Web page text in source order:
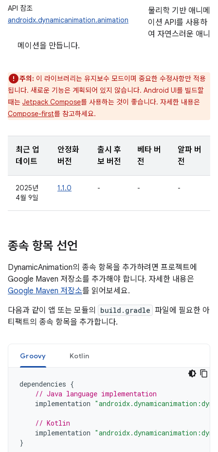
API 참조
androidx.dynamicanimation.animation
물리학 기반 애니메
이션 API를 사용하
여 자연스러운 애니
메이션을 만듭니다.
주의: 이 라이브러리는 유지보수 모드이며 중요한 수정사항만 적용
됩니다. 새로운 기능은 계획되어 있지 않습니다. Android UI를 빌드할
때는 Jetpack Compose를 사용하는 것이 좋습니다. 자세한 내용은
Compose-first를 참고하세요.
최근 업
데이트
안정화
버전
출시 후
보 버전
베타 버
전
알파 버
전
2025년
4월 9일
1.1.0 - - -
종속 항목 선언
DynamicAnimation의 종속 항목을 추가하려면 프로젝트에
Google Maven 저장소를 추가해야 합니다. 자세한 내용은
Google Maven 저장소를 읽어보세요.
다음과 같이 앱 또는 모듈의
build.gradle 파일에 필요한 아
티팩트의 종속 항목을 추가합니다.
Groovy Kotlin
dependencies {
// Java language implementation
implementation
// Kotlin
implementation
}